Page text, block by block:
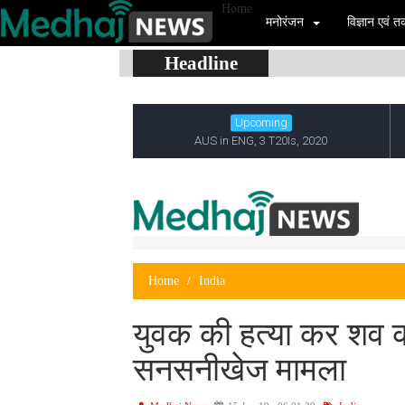
Home
मनोरंजन
विज्ञान एवं
Headline
Home India
युवक की हत्या कर शव
सनसनीखेज मामला